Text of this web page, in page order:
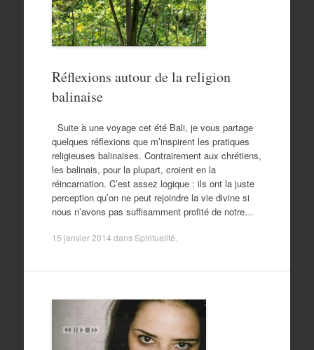
Réflexions autour de la religion
balinaise
Suite à une voyage cet été Bali, je vous partage
quelques réflexions que m’inspirent les pratiques
religieuses balinaises. Contrairement aux chrétiens,
les balinais, pour la plupart, croient en la
réincarnation. C’est assez logique : ils ont la juste
perception qu’on ne peut rejoindre la vie divine si
nous n’avons pas suffisamment profité de notre…
15 janvier 2014 dansSpiritualité